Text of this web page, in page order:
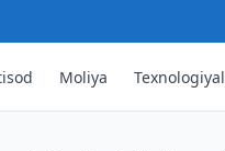
Moliya